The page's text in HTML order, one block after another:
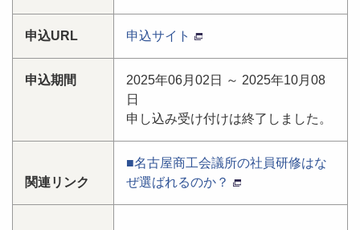
申込URL 申込サイト
申込期間
2025年06月02日 ～ 2025年10月08
日
申し込み受け付けは終了しました。
関連リンク
■名古屋商工会議所の社員研修はな
ぜ選ばれるのか？